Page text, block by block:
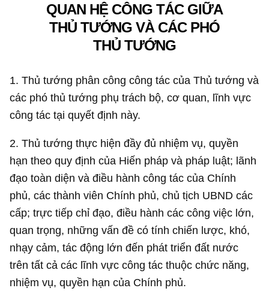
QUAN HỆ CÔNG TÁC GIỮA
THỦ TƯỚNG VÀ CÁC PHÓ
THỦ TƯỚNG
1. Thủ tướng phân công công tác của Thủ tướng và
các phó thủ tướng phụ trách bộ, cơ quan, lĩnh vực
công tác tại quyết định này.
2. Thủ tướng thực hiện đầy đủ nhiệm vụ, quyền
hạn theo quy định của Hiến pháp và pháp luật; lãnh
đạo toàn diện và điều hành công tác của Chính
phủ, các thành viên Chính phủ, chủ tịch UBND các
cấp; trực tiếp chỉ đạo, điều hành các công việc lớn,
quan trọng, những vấn đề có tính chiến lược, khó,
nhạy cảm, tác động lớn đến phát triển đất nước
trên tất cả các lĩnh vực công tác thuộc chức năng,
nhiệm vụ, quyền hạn của Chính phủ.